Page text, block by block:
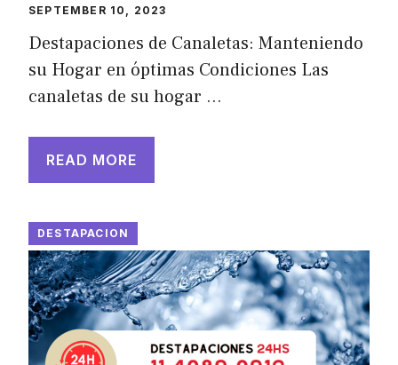
SEPTEMBER 10, 2023
Destapaciones de Canaletas: Manteniendo
su Hogar en óptimas Condiciones Las
canaletas de su hogar …
READ MORE
DESTAPACION